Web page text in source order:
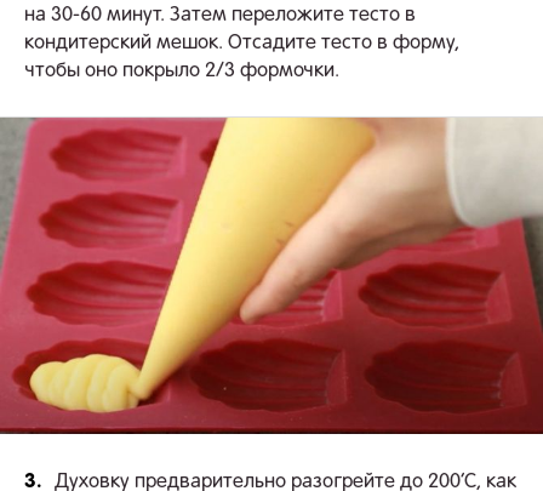
на 30-60 минут. Затем переложите тесто в
кондитерский мешок. Отсадите тесто в форму,
чтобы оно покрыло 2/3 формочки.
3. Духовку предварительно разогрейте до 200’С, как